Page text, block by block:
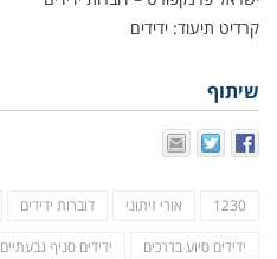
קרדיט תיעוד: ידידים
שיתוף
1230 אורי זיתוני דוברות ידידים
ידידים סיוע בדרכים ידידים סניף גבעתיים